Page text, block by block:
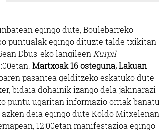
egingo dute, Boulebarreko
puntualak egingo dituzte talde txikitan
Dbus-eko langileen Kurpil
Martxoak 16 osteguna, Lakuan
pasantea gelditzeko eskatuko dute
bidaia dohainik izango dela jakinarazi
puntu ugaritan informazio orriak banatu
deia egingo dute Koldo Mitxelenan
12:00etan manifestazioa egingo